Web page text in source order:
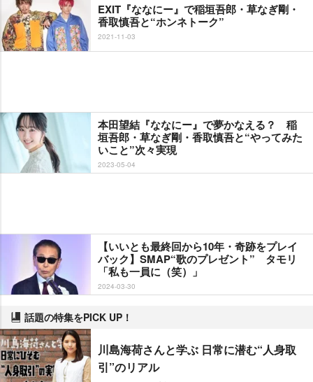
EXIT『ななにー』で稲垣吾郎・草なぎ剛・
香取慎吾と“ホンネトーク”
2021-11-03
本田望結『ななにー』で夢かなえる？ 稲
垣吾郎・草なぎ剛・香取慎吾と“やってみた
いこと”次々実現
2023-05-04
【いいとも最終回から10年・奇跡をプレイ
バック】SMAP“歌のプレゼント” タモリ
「私も一員に（笑）」
2024-03-30
話題の特集をPICK UP！
川島海荷さんと学ぶ 日常に潜む“人身取
引”のリアル